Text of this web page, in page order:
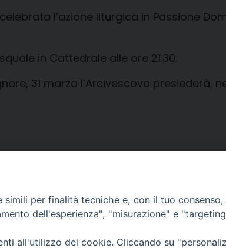
l’azione liturgica in Passione
in Cattedrale alle ore 21.30.
31 marzo l’Arcivescovo presiederà,
per finalità tecniche e, con il tuo
dell'esperienza", "misurazione" e
all'utilizzo dei cookie. Cliccando su